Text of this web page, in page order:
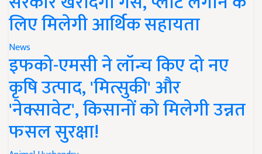
लिए मिलेगी आर्थिक सहायता
News
इफको-एमसी ने लॉन्च किए दो नए
कृषि उत्पाद, 'मित्सुकी' और
'नेक्सावेट', किसानों को मिलेगी उन्नत
फसल सुरक्षा!